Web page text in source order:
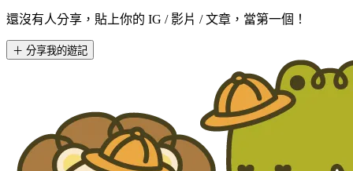
還沒有人分享，貼上你的 IG / 影片 / 文章，當第一個！
＋ 分享我的遊記